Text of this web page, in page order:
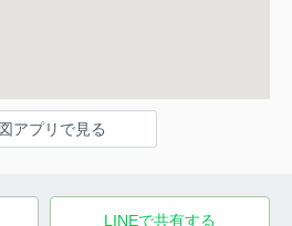
アプリで見る
LINEで共有する